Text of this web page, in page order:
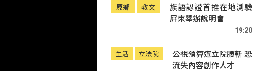
原鄉 教文
族語認證首推在地測驗
屏東舉辦說明會
19:20
生活 立法院
公視預算遭立院腰斬 恐
流失內容創作人才